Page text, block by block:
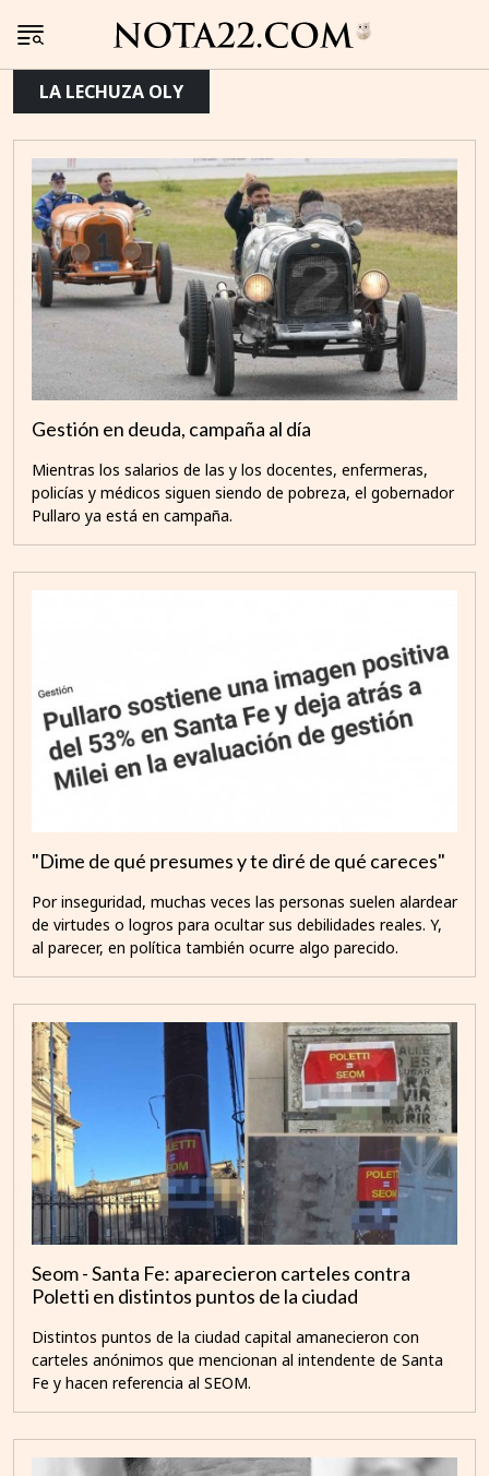
LA LECHUZA OLY
Gestión en deuda, campaña al día
Mientras los salarios de las y los docentes, enfermeras,
policías y médicos siguen siendo de pobreza, el gobernador
Pullaro ya está en campaña.
"Dime de qué presumes y te diré de qué careces"
Por inseguridad, muchas veces las personas suelen alardear
de virtudes o logros para ocultar sus debilidades reales. Y,
al parecer, en política también ocurre algo parecido.
Seom - Santa Fe: aparecieron carteles contra
Poletti en distintos puntos de la ciudad
Distintos puntos de la ciudad capital amanecieron con
carteles anónimos que mencionan al intendente de Santa
Fe y hacen referencia al SEOM.